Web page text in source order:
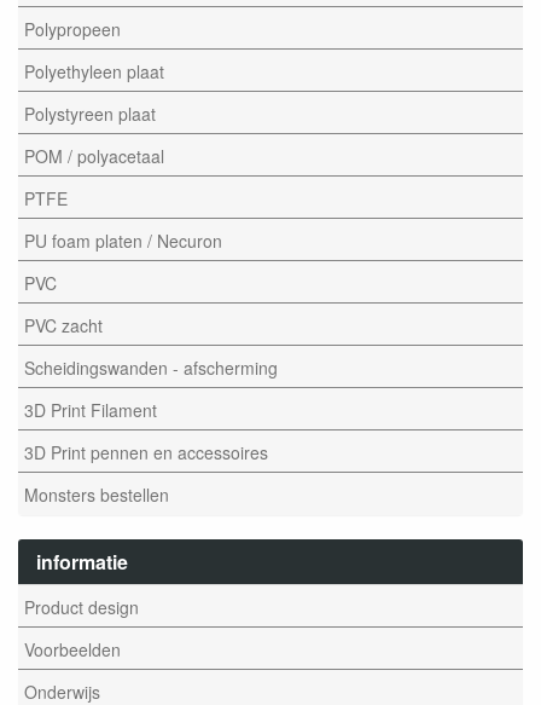
Polypropeen
Polyethyleen plaat
Polystyreen plaat
POM / polyacetaal
PTFE
PU foam platen / Necuron
PVC
PVC zacht
Scheidingswanden - afscherming
3D Print Filament
3D Print pennen en accessoires
Monsters bestellen
informatie
Product design
Voorbeelden
Onderwijs